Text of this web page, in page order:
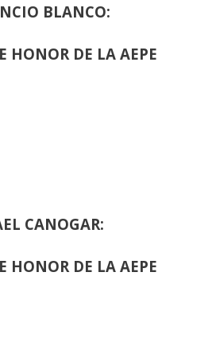
BLANCO:
HONOR DE LA AEPE
CANOGAR:
HONOR DE LA AEPE